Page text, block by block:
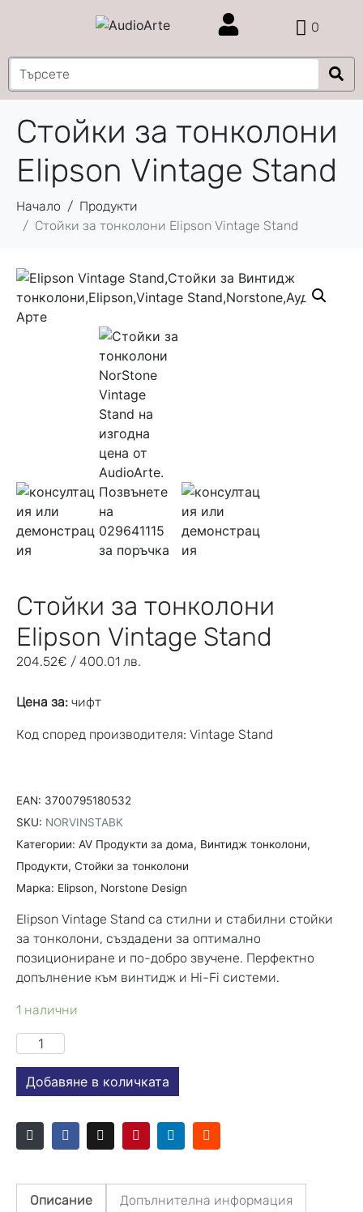
0
Стойки за тонколони
Elipson Vintage Stand
Начало
Продукти
Стойки за тонколони Elipson Vintage Stand
Стойки за тонколони
Elipson Vintage Stand
204.52€ / 400.01 лв.
Цена за: чифт
Код според производителя: Vintage Stand
EAN: 3700795180532
SKU: NORVINSTABK
Категории: AV Продукти за дома, Винтидж тонколони,
Продукти, Стойки за тонколони
Марка: Elipson, Norstone Design
Elipson Vintage Stand са стилни и стабилни стойки
за тонколони, създадени за оптимално
позициониране и по-добро звучене. Перфектно
допълнение към винтидж и Hi-Fi системи.
1 налични
Добавяне в количката
Описание Допълнителна информация